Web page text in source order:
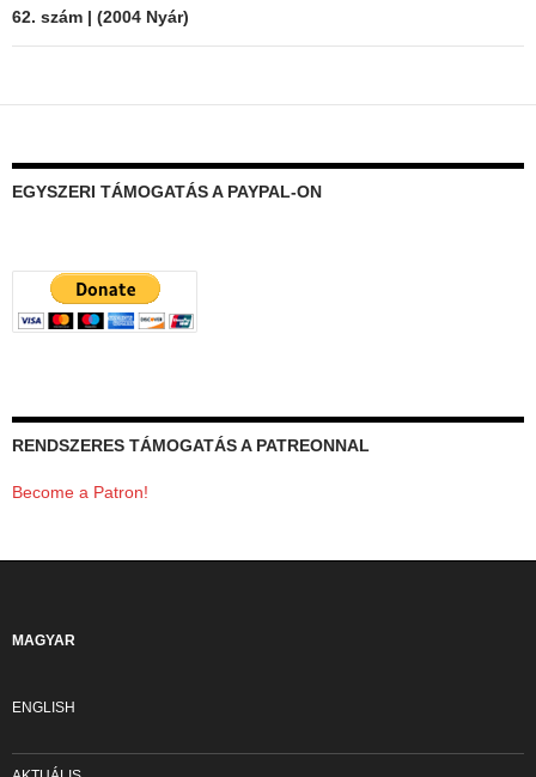
62. szám | (2004 Nyár)
EGYSZERI TÁMOGATÁS A PAYPAL-ON
RENDSZERES TÁMOGATÁS A PATREONNAL
Become a Patron!
MAGYAR
ENGLISH